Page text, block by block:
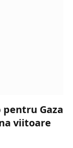
Gaza
viitoare